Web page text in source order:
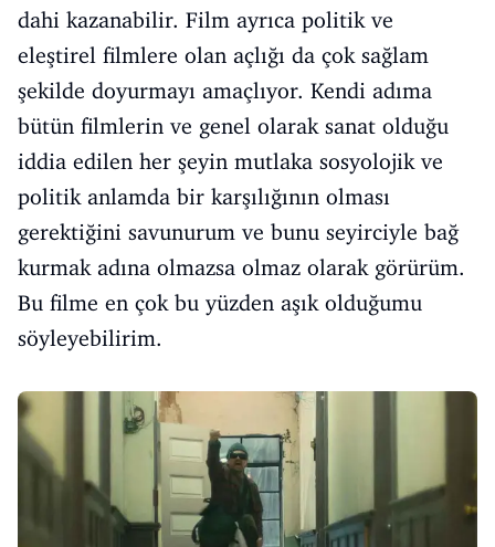
dahi kazanabilir. Film ayrıca politik ve
eleştirel filmlere olan açlığı da çok sağlam
şekilde doyurmayı amaçlıyor. Kendi adıma
bütün filmlerin ve genel olarak sanat olduğu
iddia edilen her şeyin mutlaka sosyolojik ve
politik anlamda bir karşılığının olması
gerektiğini savunurum ve bunu seyirciyle bağ
kurmak adına olmazsa olmaz olarak görürüm.
Bu filme en çok bu yüzden aşık olduğumu
söyleyebilirim.